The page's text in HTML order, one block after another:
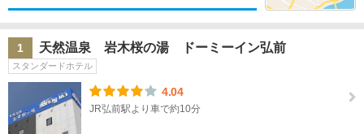
り
条
宿
リ
選
北
1 天然温泉 岩木桜の湯 ドーミーイン弘前
スタンダードホテル
4.04
JR弘前駅より車で約10分